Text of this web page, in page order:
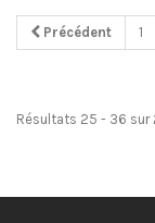
Précédent 1
Résultats 25 - 36 sur